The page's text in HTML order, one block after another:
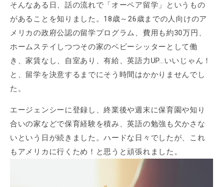
そんなある日、話の流れで「オーペア留学」というもの
があることを知りました。18歳～26歳までの人向けのア
メリカの政府公認の留学プログラム、費用も約30万円、
ホームステイしつつその家のベビーシッターとして働
き、家賃なし、自室あり、有給、英語力UP…いいじゃん！
と、留学を決意するまでにそう時間はかかりませんでし
た。
エージェンシーに登録し、終業後や週末に保育園や知り
合いの家などで保育経験を積み、英語の勉強も欠かさな
いという日が続きました。ハードな日々でしたが、これ
もアメリカに行くため！と思うと頑張れました。